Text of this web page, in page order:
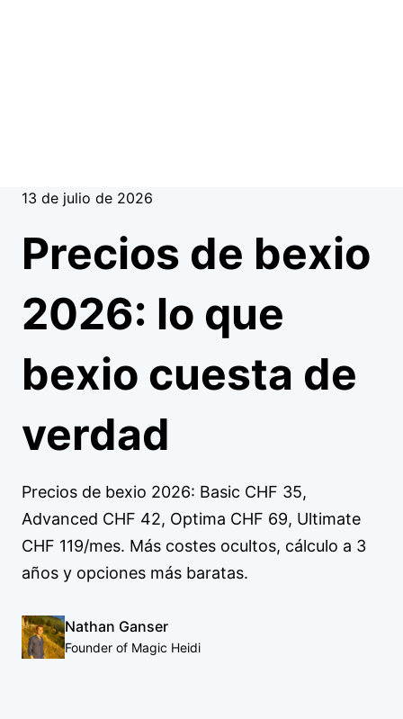
13 de julio de 2026
Precios de bexio
2026: lo que
bexio cuesta de
verdad
Precios de bexio 2026: Basic CHF 35,
Advanced CHF 42, Optima CHF 69, Ultimate
CHF 119/mes. Más costes ocultos, cálculo a 3
años y opciones más baratas.
Nathan Ganser
Founder of Magic Heidi